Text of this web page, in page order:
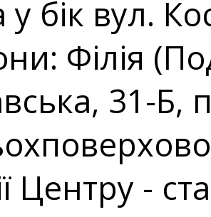
бік вул.
Філія
31-Б,
Центру -